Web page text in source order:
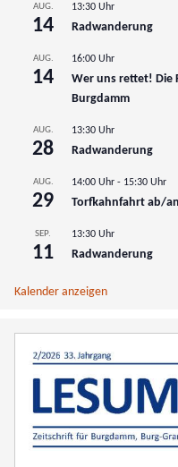
AUG.
14
13:30 Uhr
Radwanderung
AUG.
14
16:00 Uhr
Wer uns rettet! Die
Burgdamm
AUG.
28
13:30 Uhr
Radwanderung
AUG.
29
14:00 Uhr - 15:30 Uhr
Torfkahnfahrt ab/
SEP.
11
13:30 Uhr
Radwanderung
Kalender anzeigen